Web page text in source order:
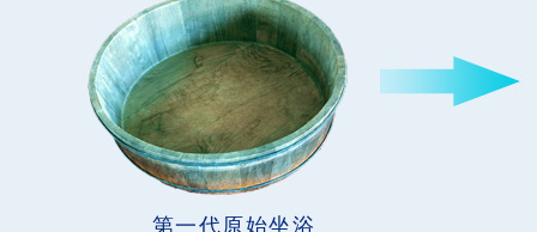
第一代原始坐浴